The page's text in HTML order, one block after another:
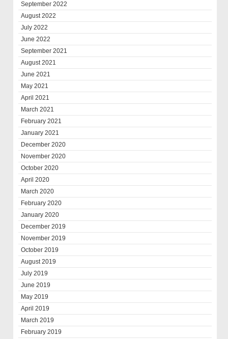
September 2022
August 2022
July 2022
June 2022
September 2021
August 2021
June 2021
May 2021
April 2021
March 2021
February 2021
January 2021
December 2020
November 2020
October 2020
April 2020
March 2020
February 2020
January 2020
December 2019
November 2019
October 2019
August 2019
July 2019
June 2019
May 2019
April 2019
March 2019
February 2019